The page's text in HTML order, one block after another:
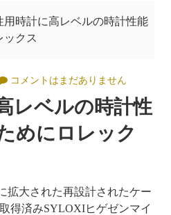
用時計に高レベルの時計性能
ックス
コメントはまだありません
レベルの時計性
めにロレック
拡大された再設計されたケー
得済みSYLOXIヒゲゼンマイ